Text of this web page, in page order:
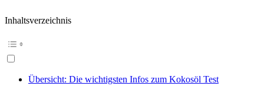
Inhaltsverzeichnis
Übersicht: Die wichtigsten Infos zum Kokosöl Test